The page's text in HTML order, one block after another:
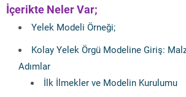
İçerikte Neler Var;
Yelek Modeli Örneği;
Kolay Yelek Örgü Modeline Giriş:
Adımlar
İlk İlmekler ve Modelin Kurulumu